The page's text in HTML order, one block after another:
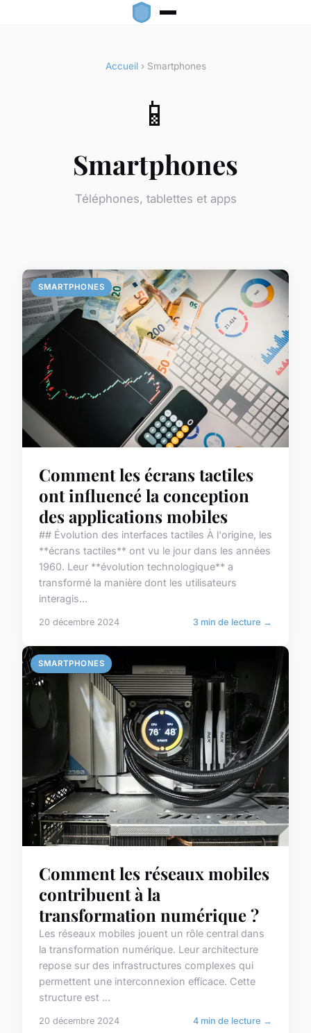
Accueil› Smartphones
📱
Smartphones
Téléphones, tablettes et apps
SMARTPHONES
Comment les écrans tactiles
ont influencé la conception
des applications mobiles
## Évolution des interfaces tactiles À l'origine, les
**écrans tactiles** ont vu le jour dans les années
1960. Leur **évolution technologique** a
transformé la manière dont les utilisateurs
interagis...
20 décembre 2024 3 min de lecture →
SMARTPHONES
Comment les réseaux mobiles
contribuent à la
transformation numérique ?
Les réseaux mobiles jouent un rôle central dans
la transformation numérique. Leur architecture
repose sur des infrastructures complexes qui
permettent une interconnexion efficace. Cette
structure est ...
20 décembre 2024 4 min de lecture →